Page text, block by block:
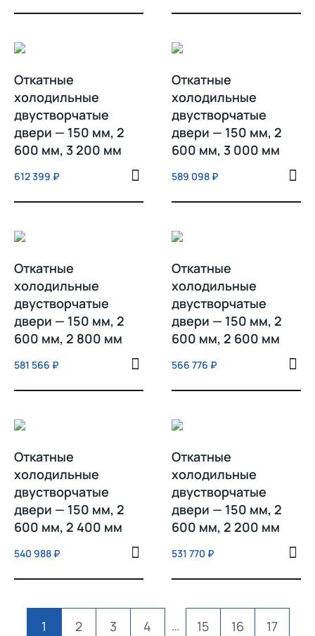
Откатные
холодильные
двустворчатые
двери — 150 мм, 2
600 мм, 3 200 мм
612 399 ₽
Откатные
холодильные
двустворчатые
двери — 150 мм, 2
600 мм, 3 000 мм
589 098 ₽
Откатные
холодильные
двустворчатые
двери — 150 мм, 2
600 мм, 2 800 мм
581 566 ₽
Откатные
холодильные
двустворчатые
двери — 150 мм, 2
600 мм, 2 600 мм
566 776 ₽
Откатные
холодильные
двустворчатые
двери — 150 мм, 2
600 мм, 2 400 мм
540 988 ₽
Откатные
холодильные
двустворчатые
двери — 150 мм, 2
600 мм, 2 200 мм
531 770 ₽
1 2 3 4 … 15 16 17